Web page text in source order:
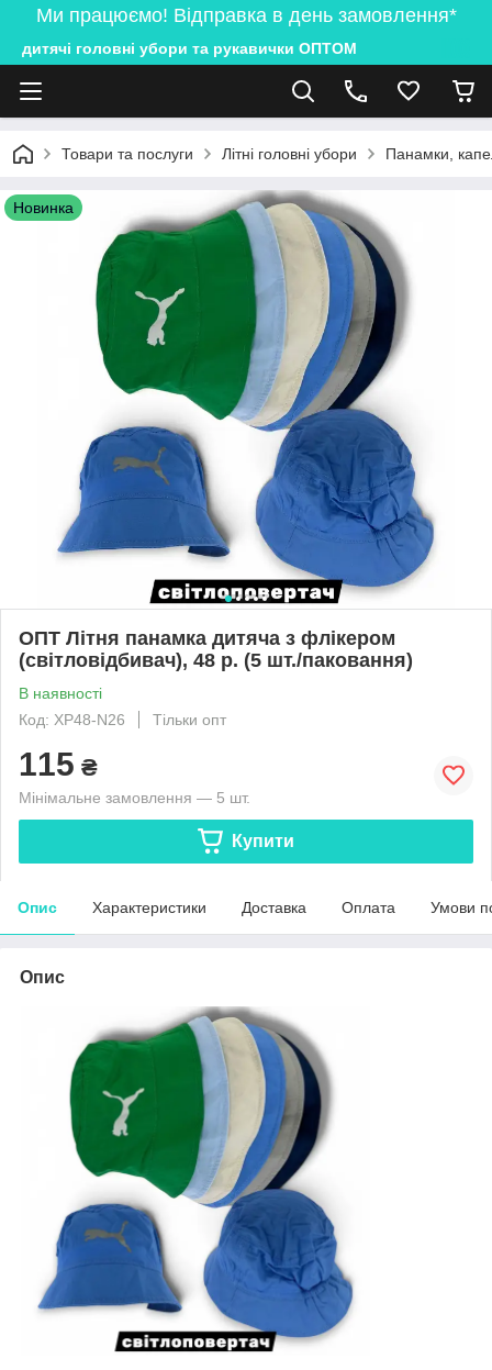
Ми працюємо! Відправка в день замовлення*
дитячі головні убори та рукавички ОПТОМ
Товари та послуги Літні головні убори Панамки,
Новинка
ОПТ Літня панамка дитяча з флікером
(світловідбивач), 48 р. (5 шт./паковання)
В наявності
Код: XP48-N26
Тільки опт
115 ₴
Мінімальне замовлення — 5 шт.
Купити
Опис Характеристики Доставка Оплата Умови
Опис